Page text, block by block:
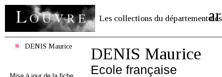
Les collections du département des
DENIS Maurice DENIS Maurice
Ecole française